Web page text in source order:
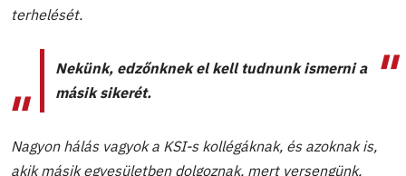
terhelését.
Nekünk, edzőnknek el kell tudnunk ismerni a
másik sikerét.
Nagyon hálás vagyok a KSI-s kollégáknak, és azoknak is,
akik másik egyesületben dolgoznak, mert versengünk,